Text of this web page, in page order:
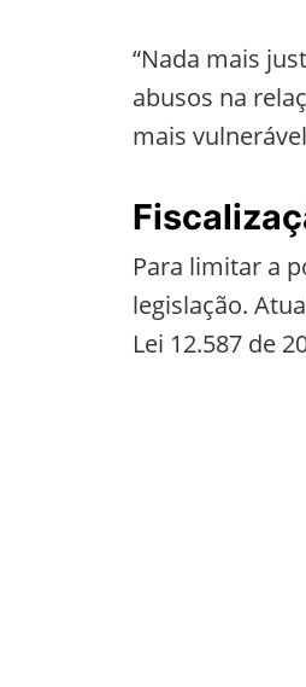
“Nada mais
abusos na
mais
Para limitar a
legislação.
Lei 12.587 de